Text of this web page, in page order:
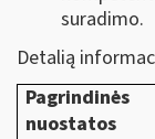
suradimo.
Detalią
Pagrindinės
nuostatos